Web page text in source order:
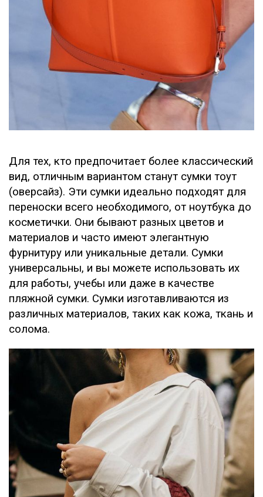
Для тех, кто предпочитает более классический
вид, отличным вариантом станут сумки тоут
(оверсайз). Эти сумки идеально подходят для
переноски всего необходимого, от ноутбука до
косметички. Они бывают разных цветов и
материалов и часто имеют элегантную
фурнитуру или уникальные детали. Сумки
универсальны, и вы можете использовать их
для работы, учебы или даже в качестве
пляжной сумки. Сумки изготавливаются из
различных материалов, таких как кожа, ткань и
солома.